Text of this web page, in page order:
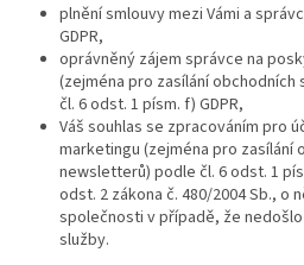
plnění smlouvy mezi Vámi a
GDPR,
oprávněný zájem správce na
(zejména pro zasílání
čl. 6 odst. 1 písm. f) GDPR,
Váš souhlas se zpracováním pro
marketingu (zejména pro zasílání
newsletterů) podle čl. 6 odst. 1
odst. 2 zákona č. 480/2004 Sb., o
společnosti v případě, že
služby.